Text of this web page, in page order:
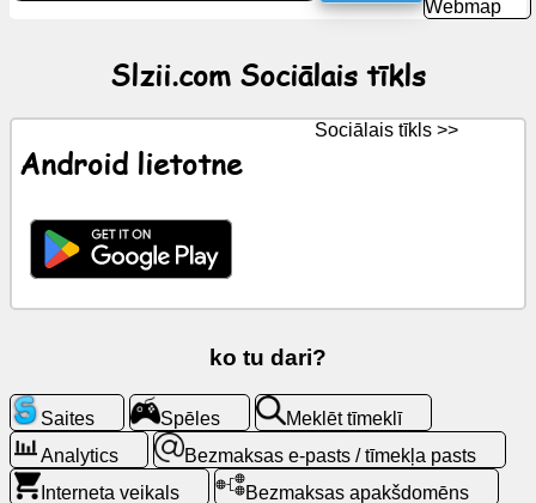
ChatGPT
Wiki
Meklēt
tīmeklī
Webmap
Slzii.com Sociālais tīkls
Android lietotne
Sociālais tīkls >>
ko tu dari?
Saites Spēles
Meklēt tīmeklī
Analytics
Bezmaksas e-pasts / tīmekļa pasts
Interneta veikals
Bezmaksas apakšdomēns